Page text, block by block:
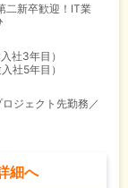
二新卒歓迎！IT業
社3年目）
社5年目）
ジェクト先勤務／
細へ